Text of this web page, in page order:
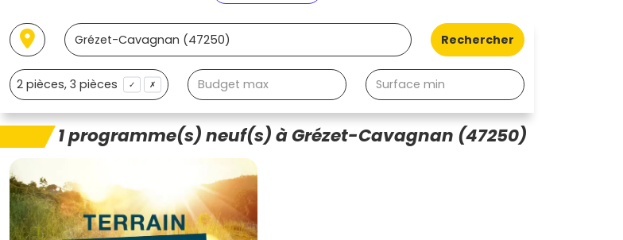
Rechercher
✓ ✗
1 programme(s) neuf(s) à Grézet-Cavagnan (47250)